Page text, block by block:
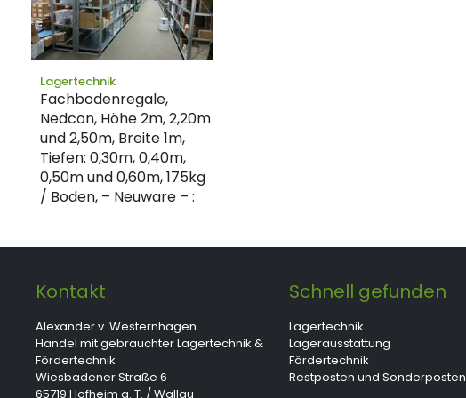
Lagertechnik
Fachbodenregale,
Nedcon, Höhe 2m, 2,20m
und 2,50m, Breite 1m,
Tiefen: 0,30m, 0,40m,
0,50m und 0,60m, 175kg
/ Boden, – Neuware – :
Kontakt
Alexander v. Westernhagen
Handel mit gebrauchter Lagertechnik &
Fördertechnik
Wiesbadener Straße 6
65719 Hofheim a. T. / Wallau
Schnell gefunden
Lagertechnik
Lagerausstattung
Fördertechnik
Restposten und Sonderposten